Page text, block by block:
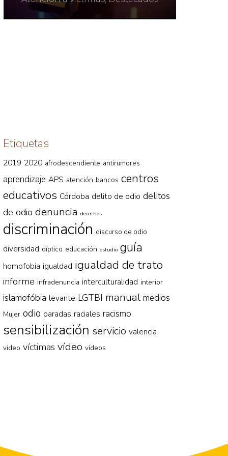
Etiquetas
2019 2020 afrodescendiente antirumores
aprendizaje APS atención bancos centros
educativos Córdoba delito de odio delitos
de odio denuncia derechos
discriminación discurso de odio
diversidad díptico educación estudio guía
homofobia igualdad igualdad de trato
informe infradenuncia interculturalidad interior
islamofóbia levante LGTBI manual medios
Mujer odio paradas raciales racismo
sensibilización servicio valencia
video víctimas vídeo vídeos